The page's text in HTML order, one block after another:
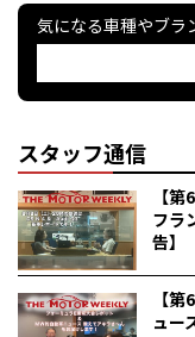
気になる車種やブラ
スタッフ通信
【
フラ
告】
【
ュー